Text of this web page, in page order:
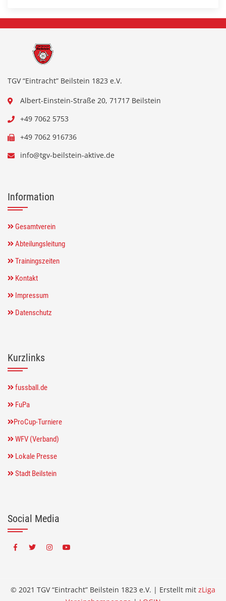
TGV “Eintracht” Beilstein 1823 e.V.
Albert-Einstein-Straße 20, 71717 Beilstein
+49 7062 5753
+49 7062 916736
info@tgv-beilstein-aktive.de
Information
Gesamtverein
Abteilungsleitung
Trainingszeiten
Kontakt
Impressum
Datenschutz
Kurzlinks
fussball.de
FuPa
ProCup-Turniere
WFV (Verband)
Lokale Presse
Stadt Beilstein
Social Media
© 2021 TGV “Eintracht” Beilstein 1823 e.V. | Erstellt mit zLiga